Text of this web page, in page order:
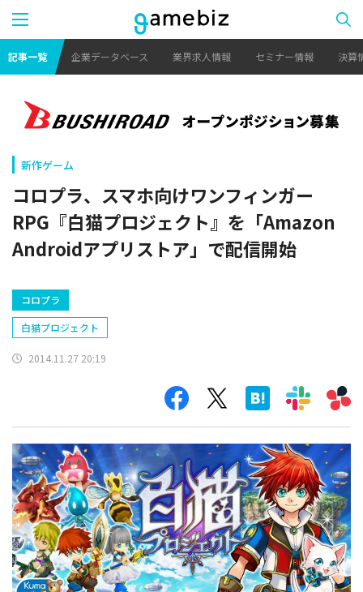
記事一覧 企業データベース 業界求人情報 セミナー情報 決算
新作ゲーム
コロプラ、スマホ向けワンフィンガー
RPG『白猫プロジェクト』を「Amazon
Androidアプリストア」で配信開始
コロプラ
白猫プロジェクト
2014.11.27 20:19